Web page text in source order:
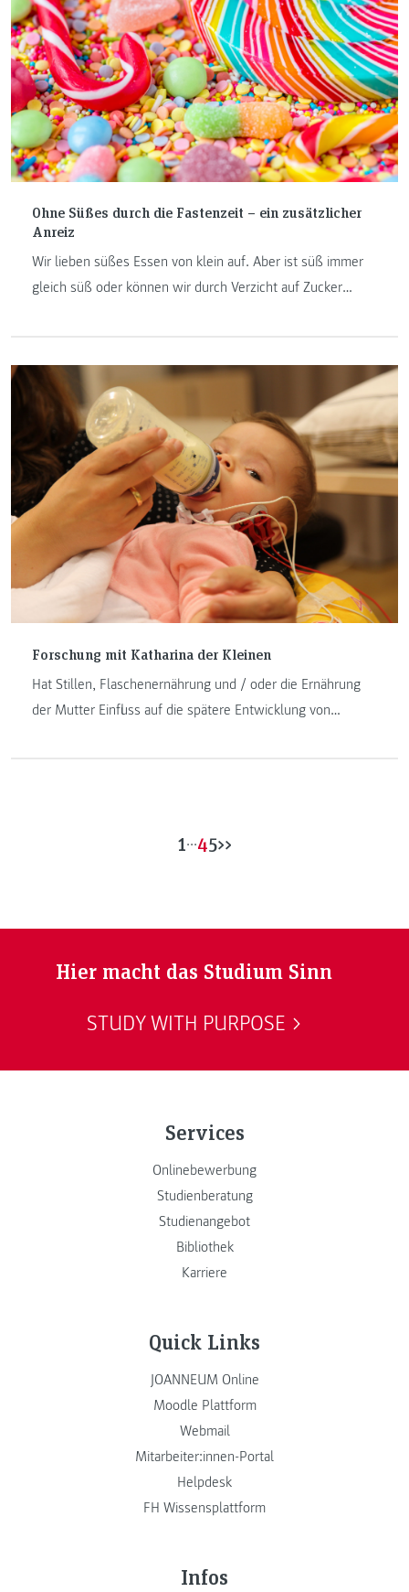
Klimawandel.
Ohne Süßes durch die Fastenzeit – ein zusätzlicher
Anreiz
Wir lieben süßes Essen von klein auf. Aber ist süß immer
gleich süß oder können wir durch Verzicht auf Zucker
fastet, tut nicht nur dem eigenen Körper etwas Gutes,
sondern kann auch bei der Studie unterstützen.
Forschung mit Katharina der Kleinen
Hat Stillen, Flaschenernährung und / oder die Ernährung
der Mutter Einfluss auf die spätere Entwicklung von
1...45>>
Hier macht das Studium Sinn
STUDY WITH PURPOSE
Services
Onlinebewerbung
Studienberatung
Studienangebot
Bibliothek
Karriere
Quick Links
JOANNEUM Online
Moodle Plattform
Webmail
Mitarbeiter:innen-Portal
Helpdesk
FH Wissensplattform
Infos